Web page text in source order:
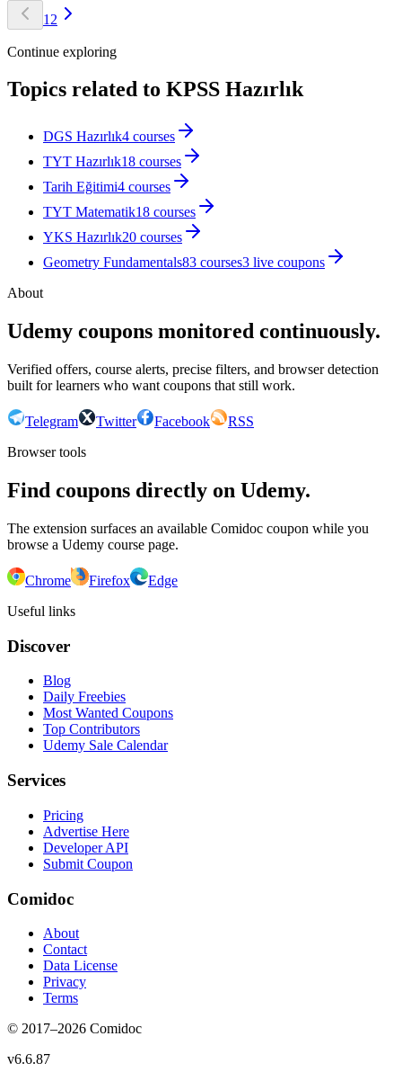
1 2
Continue exploring
Topics related to KPSS Hazırlık
DGS Hazırlık4 courses
TYT Hazırlık18 courses
Tarih Eğitimi4 courses
TYT Matematik18 courses
YKS Hazırlık20 courses
Geometry Fundamentals83 courses3 live coupons
About
Udemy coupons monitored continuously.
Verified offers, course alerts, precise filters, and browser detection
built for learners who want coupons that still work.
Telegram Twitter Facebook
RSS
Browser tools
Find coupons directly on Udemy.
The extension surfaces an available Comidoc coupon while you
browse a Udemy course page.
Chrome Firefox
Edge
Useful links
Discover
Blog
Daily Freebies
Most Wanted Coupons
Top Contributors
Udemy Sale Calendar
Services
Pricing
Advertise Here
Developer API
Submit Coupon
Comidoc
About
Contact
Data License
Privacy
Terms
© 2017–2026 Comidoc
v6.6.87